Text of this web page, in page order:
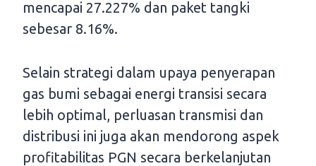
mencapai 27.227% dan paket tangki
sebesar 8.16%.
Selain strategi dalam upaya penyerapan
gas bumi sebagai energi transisi secara
lebih optimal, perluasan transmisi dan
distribusi ini juga akan mendorong aspek
profitabilitas PGN secara berkelanjutan